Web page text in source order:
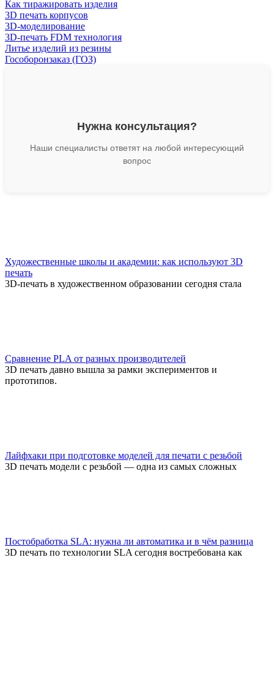
Как тиражировать изделия
3D печать корпусов
3D-моделирование
3D-печать FDM технология
Литье изделий из резины
Гособоронзаказ (ГОЗ)
Нужна консультация?
Наши специалисты ответят на любой интересующий
вопрос
Художественные школы и академии: как используют 3D
печать
3D-печать в художественном образовании сегодня стала
Сравнение PLA от разных производителей
3D печать давно вышла за рамки экспериментов и
прототипов.
Лайфхаки при подготовке моделей для печати с резьбой
3D печать модели с резьбой — одна из самых сложных
Постобработка SLA: нужна ли автоматика и в чём разница
3D печать по технологии SLA сегодня востребована как